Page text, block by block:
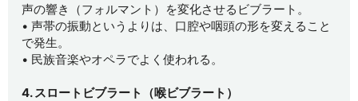
声の響き（フォルマント）を変化させるビブラート。
• 声帯の振動というよりは、口腔や咽頭の形を変えること
で発生。
• 民族音楽やオペラでよく使われる。
4. スロートビブラート（喉ビブラート）